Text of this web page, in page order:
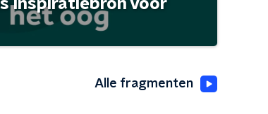
inspiratiebron voor
Alle fragmenten